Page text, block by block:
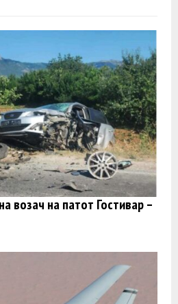
возач на патот Гостивар –